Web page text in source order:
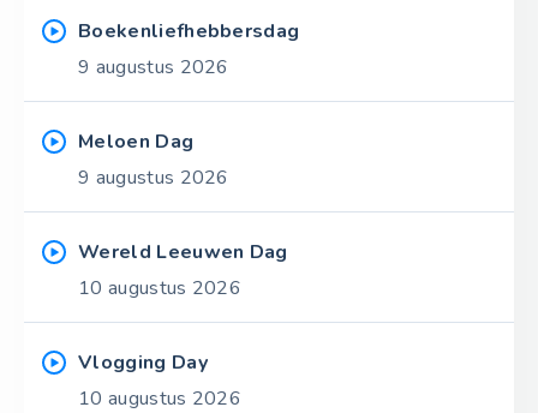
Boekenliefhebbersdag
9 augustus 2026
Meloen Dag
9 augustus 2026
Wereld Leeuwen Dag
10 augustus 2026
Vlogging Day
10 augustus 2026